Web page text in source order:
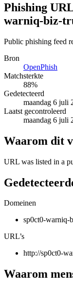
Phishing
warniq-biz-
Public phishing feed
Bron
OpenPhish
Matchsterkte
88%
Gedetecteerd
maandag 6 juli
Laatst gecontroleerd
maandag 6 juli
Waarom dit
URL was listed in a
Domeinen
sp0ct0-warniq-
URL’s
http://sp0ct0-
Waarom